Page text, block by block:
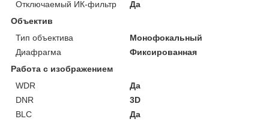
Отключаемый ИК-фильтр
Да
Объектив
Тип объектива
Монофокальный
Диафрагма
Фиксированная
Работа с изображением
WDR
Да
DNR
3D
BLC
Да